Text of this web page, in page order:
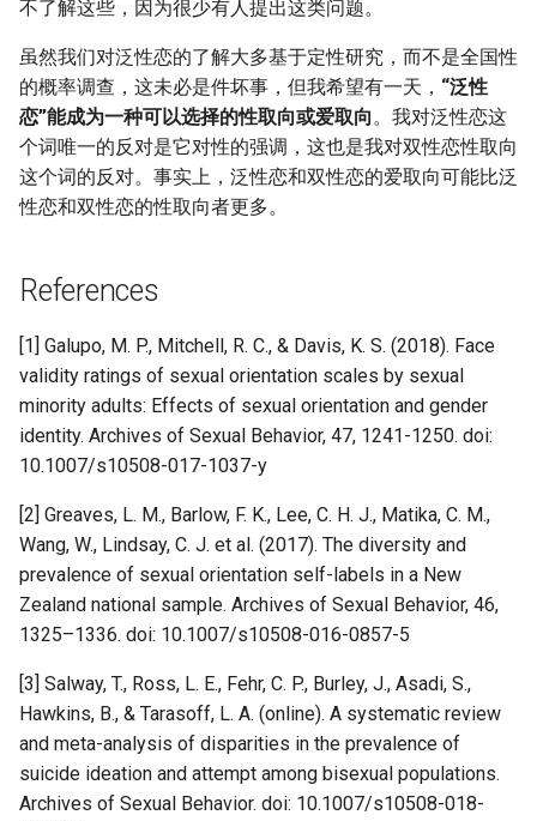
不了解这些，因为很少有人提出这类问题。
虽然我们对泛性恋的了解大多基于定性研究，而不是全国性
的概率调查，这未必是件坏事，但我希望有一天， “泛性
恋”能成为一种可以选择的性取向或爱取向。我对泛性恋这
个词唯一的反对是它对性的强调，这也是我对双性恋性取向
这个词的反对。事实上，泛性恋和双性恋的爱取向可能比泛
性恋和双性恋的性取向者更多。
References
[1] Galupo, M. P., Mitchell, R. C., & Davis, K. S. (2018). Face
validity ratings of sexual orientation scales by sexual
minority adults: Effects of sexual orientation and gender
identity. Archives of Sexual Behavior, 47, 1241-1250. doi:
10.1007/s10508-017-1037-y
[2] Greaves, L. M., Barlow, F. K., Lee, C. H. J., Matika, C. M.,
Wang, W., Lindsay, C. J. et al. (2017). The diversity and
prevalence of sexual orientation self-labels in a New
Zealand national sample. Archives of Sexual Behavior, 46,
1325–1336. doi: 10.1007/s10508-016-0857-5
[3] Salway, T., Ross, L. E., Fehr, C. P., Burley, J., Asadi, S.,
Hawkins, B., & Tarasoff, L. A. (online). A systematic review
and meta-analysis of disparities in the prevalence of
suicide ideation and attempt among bisexual populations.
Archives of Sexual Behavior. doi: 10.1007/s10508-018-